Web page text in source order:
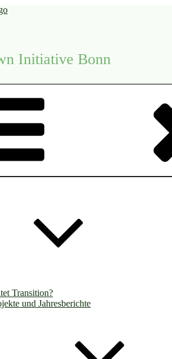
Initiative Bonn
Transition?
und Jahresberichte